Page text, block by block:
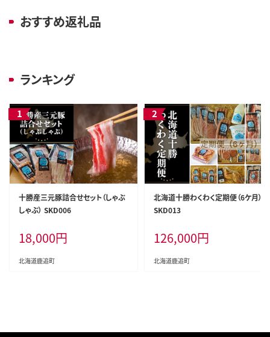
おすすめ返礼品
ランキング
十勝産三元豚詰合せセット（しゃぶ
しゃぶ） SKD006
18,000円
北海道鹿追町
北海道十勝わくわく定期便（6ケ月）
SKD013
126,000円
北海道鹿追町